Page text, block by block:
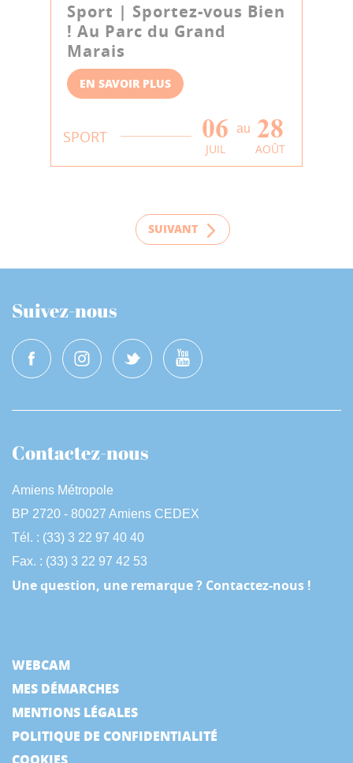
Sport | Sportez-vous Bien
! Au Parc du Grand
Marais
EN SAVOIR PLUS
SPORT 06
JUIL
au 28
AOÛT
SUIVANT
Suivez-nous
Contactez-nous
Amiens Métropole
BP 2720 - 80027 Amiens CEDEX
Tél. : (33) 3 22 97 40 40
Fax. : (33) 3 22 97 42 53
Une question, une remarque ? Contactez-nous !
WEBCAM
MES DÉMARCHES
MENTIONS LÉGALES
POLITIQUE DE CONFIDENTIALITÉ
COOKIES